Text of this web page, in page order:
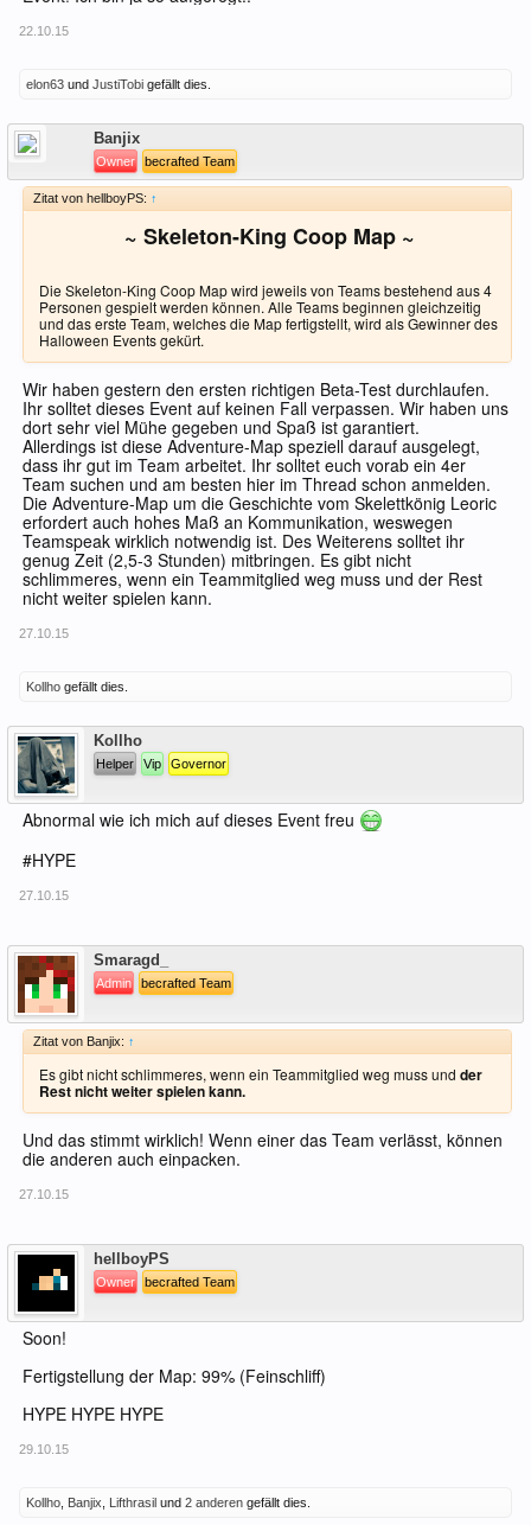
22.10.15
elon63 und JustiTobi gefällt dies.
Banjix
Owner becrafted Team
Zitat von hellboyPS: ↑
~ Skeleton-King Coop Map ~
Die Skeleton-King Coop Map wird jeweils von Teams bestehend aus 4
Personen gespielt werden können. Alle Teams beginnen gleichzeitig
und das erste Team, welches die Map fertigstellt, wird als Gewinner des
Halloween Events gekürt.
Wir haben gestern den ersten richtigen Beta-Test durchlaufen.
Ihr solltet dieses Event auf keinen Fall verpassen. Wir haben uns
dort sehr viel Mühe gegeben und Spaß ist garantiert.
Allerdings ist diese Adventure-Map speziell darauf ausgelegt,
dass ihr gut im Team arbeitet. Ihr solltet euch vorab ein 4er
Team suchen und am besten hier im Thread schon anmelden.
Die Adventure-Map um die Geschichte vom Skelettkönig Leoric
erfordert auch hohes Maß an Kommunikation, weswegen
Teamspeak wirklich notwendig ist. Des Weiterens solltet ihr
genug Zeit (2,5-3 Stunden) mitbringen. Es gibt nicht
schlimmeres, wenn ein Teammitglied weg muss und der Rest
nicht weiter spielen kann.
27.10.15
Kollho gefällt dies.
Kollho
Helper Vip Governor
Abnormal wie ich mich auf dieses Event freu
#HYPE
27.10.15
Smaragd_
Admin becrafted Team
Zitat von Banjix: ↑
Es gibt nicht schlimmeres, wenn ein Teammitglied weg muss und der
Rest nicht weiter spielen kann.
Und das stimmt wirklich! Wenn einer das Team verlässt, können
die anderen auch einpacken.
27.10.15
hellboyPS
Owner becrafted Team
Soon!
Fertigstellung der Map: 99% (Feinschliff)
HYPE HYPE HYPE
29.10.15
Kollho Banjix Lifthrasil und 2 anderen gefällt dies.